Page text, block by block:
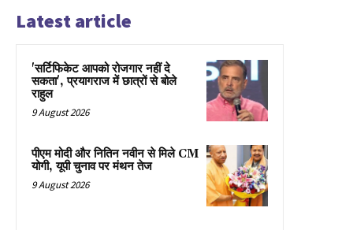
Latest article
'सर्टिफिकेट आपको रोजगार नहीं दे
सकता', प्रयागराज में छात्रों से बोले
राहुल
9 August 2026
पीएम मोदी और नितिन नवीन से मिले CM
योगी, यूपी चुनाव पर मंथन तेज
9 August 2026